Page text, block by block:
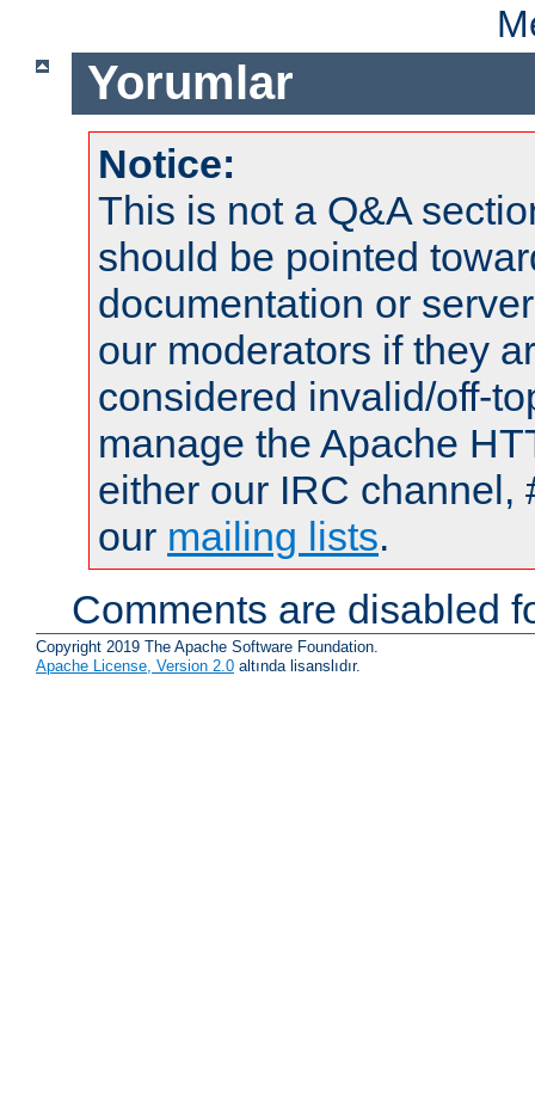
Yorumlar
Notice:
This is not a Q&A
should be pointed
documentation or
our moderators if they
considered invalid/off-
manage the Apache
either our IRC channel,
our mailing lists.
Comments are disabled
Copyright 2019 The Apache Software Foundation.
Apache License, Version 2.0 altında lisanslıdır.